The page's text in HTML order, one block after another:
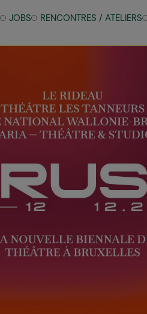
JOBS RENCONTRES / ATELIERS